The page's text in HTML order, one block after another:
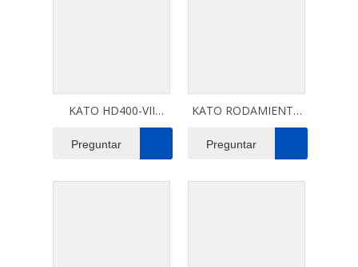
KATO HD400-VII
COJINETE DE GIRO
Preguntar
KATO RODAMIENTO
DE GIRO HD400SEV
Preguntar